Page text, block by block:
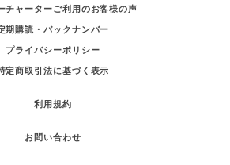
チャーターご利用のお客様の声
期購読・バックナンバー
プライバシーポリシー
定商取引法に基づく表示
利用規約
お問い合わせ